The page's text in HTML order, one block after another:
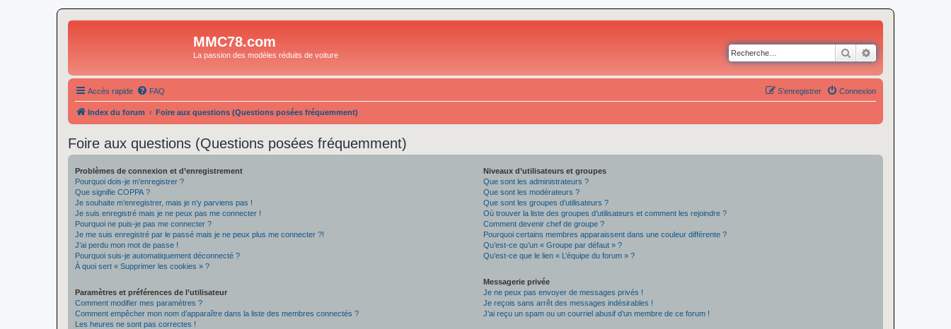
MMC78.com
La passion des modèles réduits de voiture Rechercher
Accès rapide FAQ Connexion
S’enregistrer
Index du forum Foire aux questions (Questions posées fréquemment)
Foire aux questions (Questions posées fréquemment)
Problèmes de connexion et d’enregistrement
Pourquoi dois-je m’enregistrer ?
Que signifie COPPA ?
Je souhaite m’enregistrer, mais je n’y parviens pas !
Je suis enregistré mais je ne peux pas me connecter !
Pourquoi ne puis-je pas me connecter ?
Je me suis enregistré par le passé mais je ne peux plus me connecter ?!
J’ai perdu mon mot de passe !
Pourquoi suis-je automatiquement déconnecté ?
À quoi sert « Supprimer les cookies » ?
Paramètres et préférences de l’utilisateur
Comment modifier mes paramètres ?
Comment empêcher mon nom d’apparaître dans la liste des membres connectés ?
Les heures ne sont pas correctes !
Niveaux d’utilisateurs et groupes
Que sont les administrateurs ?
Que sont les modérateurs ?
Que sont les groupes d’utilisateurs ?
Où trouver la liste des groupes d’utilisateurs et comment les rejoindre ?
Comment devenir chef de groupe ?
Pourquoi certains membres apparaissent dans une couleur différente ?
Qu’est-ce qu’un « Groupe par défaut » ?
Qu’est-ce que le lien « L’équipe du forum » ?
Messagerie privée
Je ne peux pas envoyer de messages privés !
Je reçois sans arrêt des messages indésirables !
J’ai reçu un spam ou un courriel abusif d’un membre de ce forum !